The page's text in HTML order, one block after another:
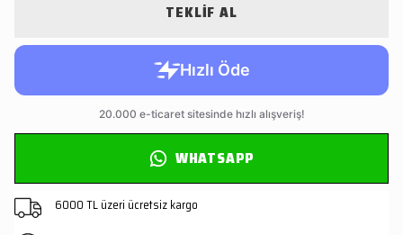
TEKLİF AL
WHATSAPP
6000 TL üzeri ücretsiz kargo